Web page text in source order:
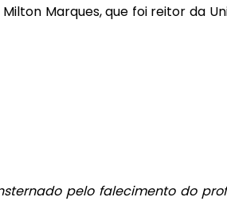
Marques, que foi reitor da
pelo falecimento do